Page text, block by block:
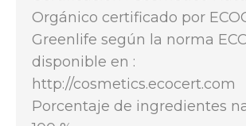
Orgánico certificado por
Greenlife según la norma
disponible en :
http://cosmetics.ecocert.com
Porcentaje de ingredientes